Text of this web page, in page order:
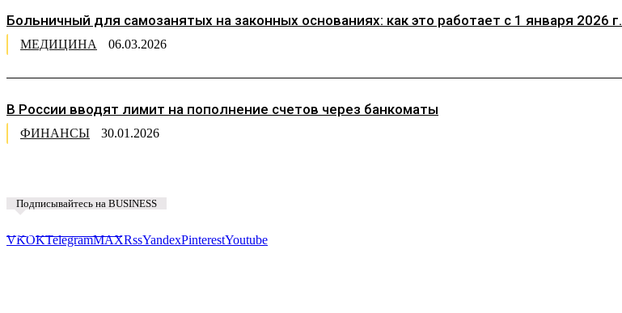
Больничный для самозанятых на законных основаниях: как это работает с 1 января 2026 г.
МЕДИЦИНА 06.03.2026
В России вводят лимит на пополнение счетов через банкоматы
ФИНАНСЫ 30.01.2026
Подписывайтесь на BUSINESS
VKOKTelegramMAXRssYandexPinterestYoutube